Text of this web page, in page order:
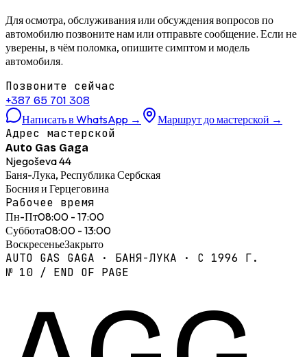
Для осмотра, обслуживания или обсуждения вопросов по
автомобилю позвоните нам или отправьте сообщение. Если не
уверены, в чём поломка, опишите симптом и модель
автомобиля.
Позвоните сейчас
+387 65 701 308
Написать в WhatsApp → Маршрут до мастерской →
Адрес мастерской
Auto Gas Gaga
Njegoševa 44
Баня-Лука, Республика Сербская
Босния и Герцеговина
Рабочее время
Пн-Пт08:00 - 17:00
Суббота08:00 - 13:00
ВоскресеньеЗакрыто
AUTO GAS GAGA · БАНЯ-ЛУКА · С 1996 Г.
№ 10 / END OF PAGE